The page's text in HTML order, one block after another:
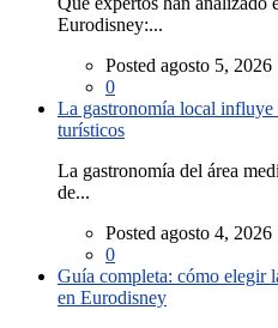
Eurodisney:...
Posted agosto 5, 2026
0
La gastronomía local influye
turísticos
La gastronomía del área
de...
Posted agosto 4, 2026
0
Guía completa: cómo elegir
en Eurodisney